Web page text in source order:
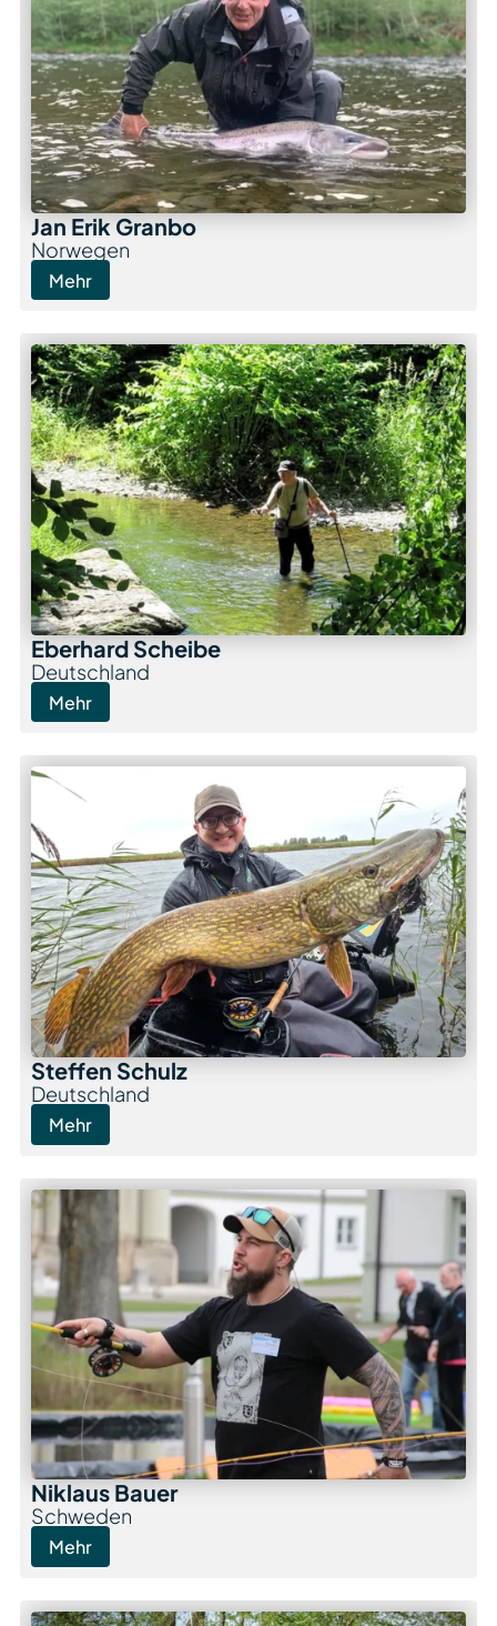
Jan Erik Granbo
Norwegen
Mehr
Eberhard Scheibe
Deutschland
Mehr
Steffen Schulz
Deutschland
Mehr
Niklaus Bauer
Schweden
Mehr